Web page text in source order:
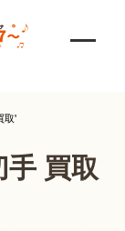
取'
買取